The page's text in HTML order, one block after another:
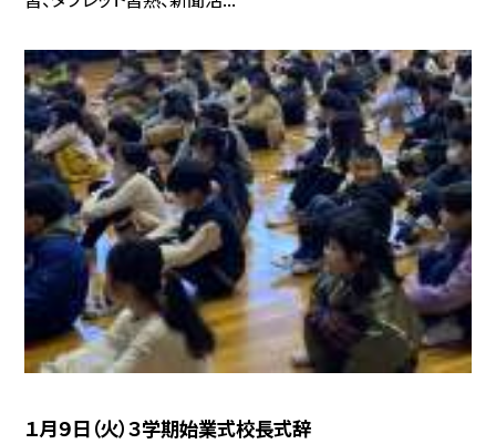
１月９日（火）３学期始業式校長式辞